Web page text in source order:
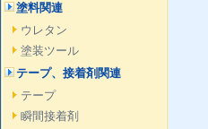
塗料関連
ウレタン
塗装ツール
テープ、接着剤関連
テープ
瞬間接着剤